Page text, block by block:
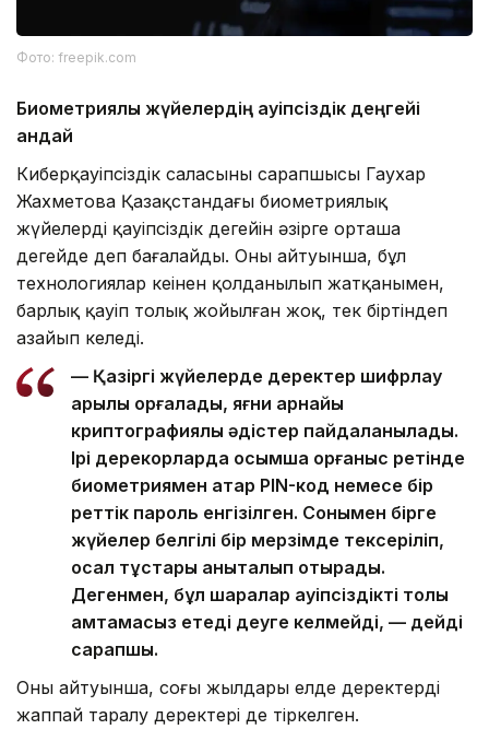
Фото: freepik.com
Биометриялық жүйелердің қауіпсіздік деңгейі
қандай
Киберқауіпсіздік саласының сарапшысы Гаухар
Жахметова Қазақстандағы биометриялық
жүйелердің қауіпсіздік деңгейін әзірге орташа
деңгейде деп бағалайды. Оның айтуынша, бұл
технологиялар кеңінен қолданылып жатқанымен,
барлық қауіп толық жойылған жоқ, тек біртіндеп
азайып келеді.
— Қазіргі жүйелерде деректер шифрлау
арқылы қорғалады, яғни арнайы
криптографиялық әдістер пайдаланылады.
Ірі дерекқорларда қосымша қорғаныс ретінде
биометриямен қатар PIN-код немесе бір
реттік пароль енгізілген. Сонымен бірге
жүйелер белгілі бір мерзімде тексеріліп,
осал тұстары анықталып отырады.
Дегенмен, бұл шаралар қауіпсіздікті толық
қамтамасыз етеді деуге келмейді, — дейді
сарапшы.
Оның айтуынша, соңғы жылдары елде деректердің
жаппай таралу деректері де тіркелген.